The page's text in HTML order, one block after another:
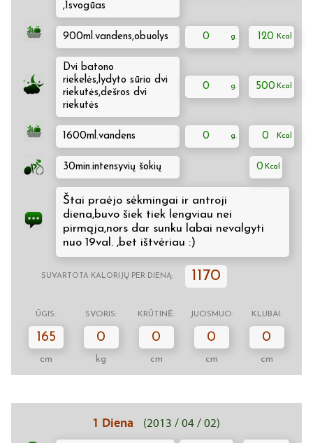
,1svogūas
900ml.vandens,obuolys 0 120
Dvi batono
riekelės,lydyto sūrio dvi
riekutės,dešros dvi
riekutės
0 500
1600ml.vandens 0 0
30min.intensyvių šokių 0
Štai praėjo sėkmingai ir antroji
diena,buvo šiek tiek lengviau nei
pirmąja,nors dar sunku labai nevalgyti
nuo 19val. ,bet ištvėriau :)
SUVARTOTA KALORIJŲ PER DIENĄ: 1170
ŪGIS: SVORIS: KRŪTINĖ: JUOSMUO: KLUBAI:
165
cm
0
kg
0
cm
0
cm
0
cm
1 Diena (2013 / 04 / 02)